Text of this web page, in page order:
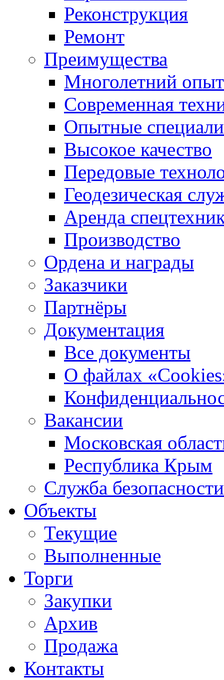
Реконструкция
Ремонт
Преимущества
Многолетний опыт
Современная
Опытные
Высокое качество
Передовые
Геодезическая
Аренда
Производство
Ордена и награды
Заказчики
Партнёры
Документация
Все документы
О файлах
Вакансии
Московская
Республика Крым
Служба безопасности
Объекты
Текущие
Выполненные
Торги
Закупки
Архив
Продажа
Контакты